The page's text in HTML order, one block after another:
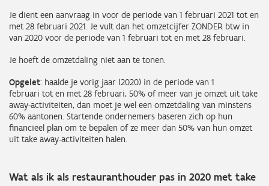
Je dient een aanvraag in voor de periode van 1 februari 2021 tot en
met 28 februari 2021. Je vult dan het omzetcijfer ZONDER btw in
van 2020 voor de periode van 1 februari tot en met 28 februari.
Je hoeft de omzetdaling niet aan te tonen.
Opgelet: haalde je vorig jaar (2020) in de periode van 1
februari tot en met 28 februari, 50% of meer van je omzet uit take
away-activiteiten, dan moet je wel een omzetdaling van minstens
60% aantonen. Startende ondernemers baseren zich op hun
financieel plan om te bepalen of ze meer dan 50% van hun omzet
uit take away-activiteiten halen.
Wat als ik als restauranthouder pas in 2020 met take